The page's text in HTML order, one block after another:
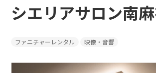
シエリアサロン南
ファニチャーレンタル 映像・音響